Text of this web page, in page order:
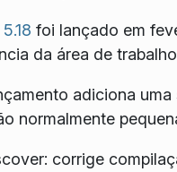
foi lançado em
da área de
adiciona
normalmente
corrige